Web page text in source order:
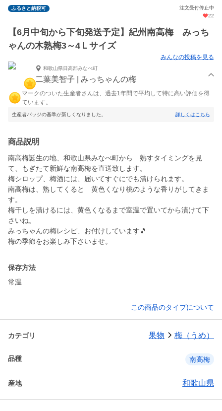
ふるさと納税可
注文受付停止中
22
【6月中旬から下旬発送予定】紀州南高梅 みっち
ゃんの木熟梅3～4Ｌサイズ
みんなの投稿を見る
和歌山県日高郡みなべ町
二葉美智子 | みっちゃんの梅
マークのついた生産者さんは、過去1年間で平均して特に高い評価を得
ています。
生産者バッジの基準が新しくなりました。 詳しくはこちら
商品説明
南高梅誕生の地、和歌山県みなべ町から 熟すタイミングを見
て、もぎたて新鮮な南高梅を直送致します。
梅シロップ、梅酒には、届いてすぐにでも漬けられます。
南高梅は、熟してくると 黄色くなり桃のような香りがしてきま
す。
梅干しを漬けるには、黄色くなるまで室温で置いてから漬けて下
さいね。
みっちゃんの梅レシピ、お付けしています🎵
保存方法
常温
この商品のタイプについて
カテゴリ 果物 梅（うめ）
品種 南高梅
産地 和歌山県